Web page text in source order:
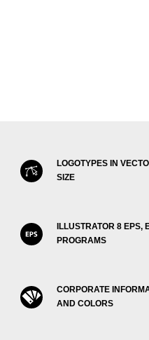
LOGOTYPES IN
SIZE
ILLUSTRATOR 8 EPS,
PROGRAMS
CORPORATE
AND COLORS